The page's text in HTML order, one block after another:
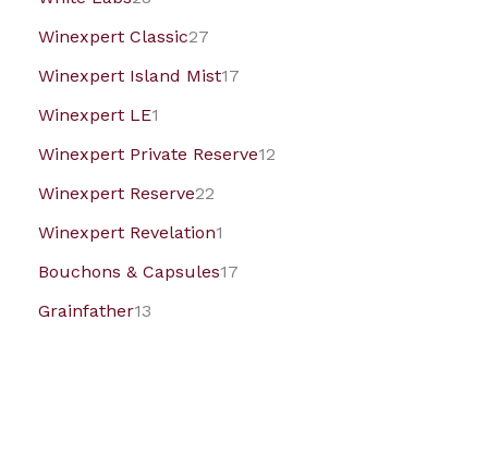
Winexpert Classic27
Winexpert Island Mist17
Winexpert LE1
Winexpert Private Reserve12
Winexpert Reserve22
Winexpert Revelation1
Bouchons & Capsules17
Grainfather13